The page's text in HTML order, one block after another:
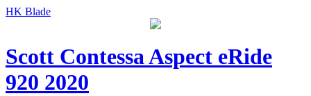
HK Blade
Scott Contessa Aspect eRide
920 2020